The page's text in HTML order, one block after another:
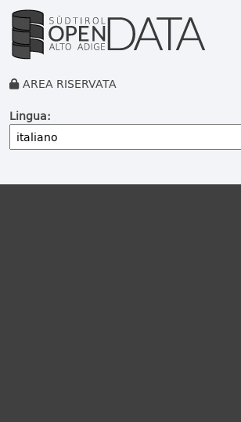
AREA RISERVATA
Lingua